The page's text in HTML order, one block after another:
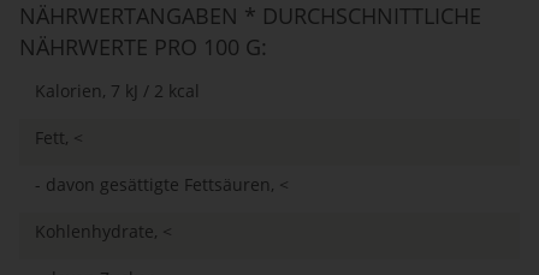
NÄHRWERTANGABEN * DURCHSCHNITTLICHE
NÄHRWERTE PRO 100 G:
Kalorien, 7 kJ / 2 kcal
Fett, <
- davon gesättigte Fettsäuren, <
Kohlenhydrate, <